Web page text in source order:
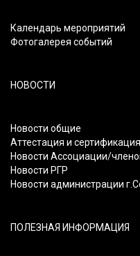
Календарь мероприятий
Фотогалерея событий
НОВОСТИ
Новости общие
Аттестация и
Новости Ассоциации/
Новости РГР
Новости администрации
ПОЛЕЗНАЯ ИНФОРМАЦИЯ